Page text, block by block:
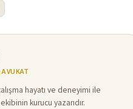
hayatı ve deneyimi ile
kurucu yazarıdır.